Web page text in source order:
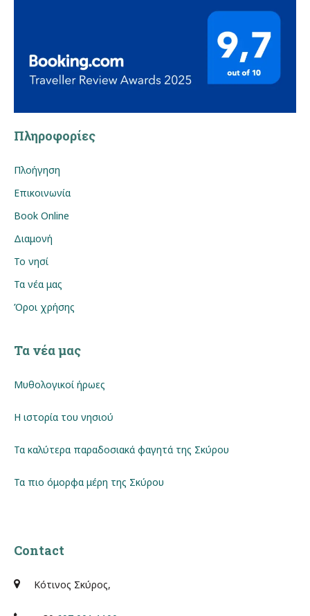
Πληροφορίες
Πλοήγηση
Επικοινωνία
Book Online
Διαμονή
Το νησί
Τα νέα μας
Όροι χρήσης
Τα νέα μας
Μυθολογικοί ήρωες
Η ιστορία του νησιού
Τα καλύτερα παραδοσιακά φαγητά της Σκύρου
Τα πιο όμορφα μέρη της Σκύρου
Contact
Κότινος Σκύρος,